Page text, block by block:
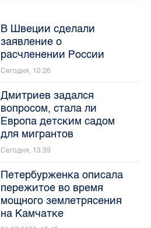
В Швеции сделали
заявление о
расчленении России
Сегодня, 10:26
Дмитриев задался
вопросом, стала ли
Европа детским садом
для мигрантов
Сегодня, 13:39
Петербурженка описала
пережитое во время
мощного землетрясения
на Камчатке